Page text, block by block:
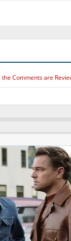
Comments are